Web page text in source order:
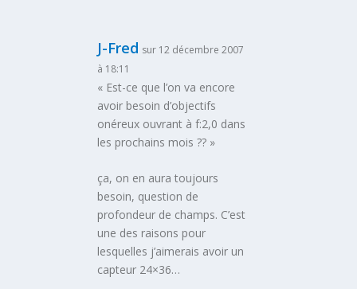
J-Fred sur 12 décembre 2007
à 18:11
« Est-ce que l’on va encore
avoir besoin d’objectifs
onéreux ouvrant à f:2,0 dans
les prochains mois ?? »
ça, on en aura toujours
besoin, question de
profondeur de champs. C’est
une des raisons pour
lesquelles j’aimerais avoir un
capteur 24×36…